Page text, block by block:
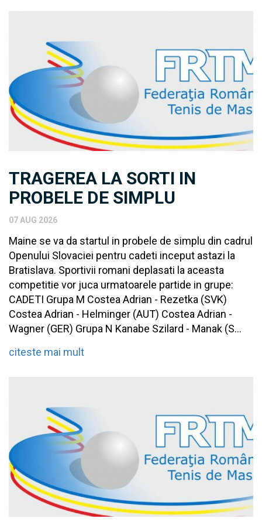
TRAGEREA LA SORTI IN
PROBELE DE SIMPLU
07 AUG 2026
Maine se va da startul in probele de simplu din cadrul
Openului Slovaciei pentru cadeti inceput astazi la
Bratislava. Sportivii romani deplasati la aceasta
competitie vor juca urmatoarele partide in grupe:
CADETI Grupa M Costea Adrian - Rezetka (SVK)
Costea Adrian - Helminger (AUT) Costea Adrian -
Wagner (GER) Grupa N Kanabe Szilard - Manak (S...
citeste mai mult